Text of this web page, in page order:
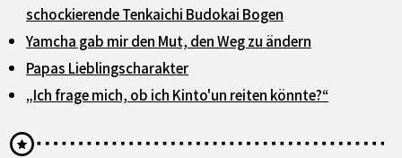
schockierende Tenkaichi Budokai Bogen
Yamcha gab mir den Mut, den Weg zu ändern
Papas Lieblingscharakter
„Ich frage mich, ob ich Kinto'un reiten könnte?“